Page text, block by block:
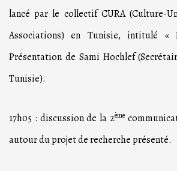
lancé par le collectif CURA (Culture-
Associations) en Tunisie, intitulé «
Présentation de Sami Hochlef
Tunisie).
17h05 : discussion de la 2ème
autour du projet de recherche présenté.